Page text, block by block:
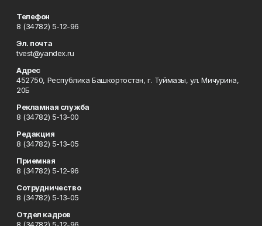
Телефон
8 (34782) 5-12-96
Эл. почта
tvest@yandex.ru
Адрес
452750, Республика Башкортостан, г. Туймазы, ул. Мичурина,
20Б
Рекламная служба
8 (34782) 5-13-00
Редакция
8 (34782) 5-13-05
Приемная
8 (34782) 5-12-96
Сотрудничество
8 (34782) 5-13-05
Отдел кадров